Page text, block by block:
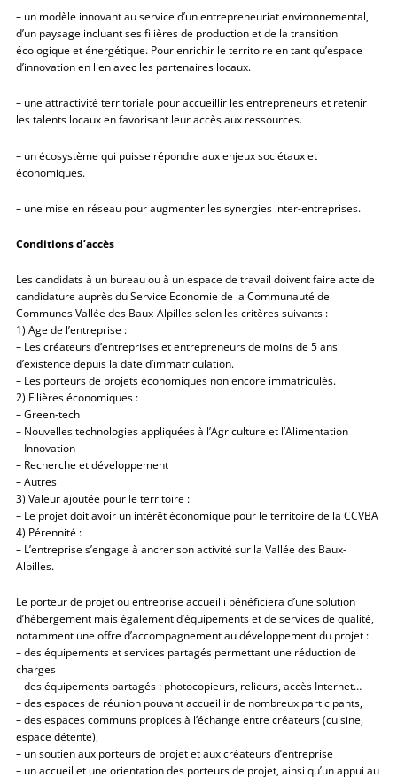
– un modèle innovant au service d’un entrepreneuriat environnemental,
d’un paysage incluant ses filières de production et de la transition
écologique et énergétique. Pour enrichir le territoire en tant qu’espace
d’innovation en lien avec les partenaires locaux.
– une attractivité territoriale pour accueillir les entrepreneurs et retenir
les talents locaux en favorisant leur accès aux ressources.
– un écosystème qui puisse répondre aux enjeux sociétaux et
économiques.
– une mise en réseau pour augmenter les synergies inter-entreprises.
Conditions d’accès
Les candidats à un bureau ou à un espace de travail doivent faire acte de
candidature auprès du Service Economie de la Communauté de
Communes Vallée des Baux-Alpilles selon les critères suivants :
1) Age de l’entreprise :
– Les créateurs d’entreprises et entrepreneurs de moins de 5 ans
d’existence depuis la date d’immatriculation.
– Les porteurs de projets économiques non encore immatriculés.
2) Filières économiques :
– Green-tech
– Nouvelles technologies appliquées à l’Agriculture et l’Alimentation
– Innovation
– Recherche et développement
– Autres
3) Valeur ajoutée pour le territoire :
– Le projet doit avoir un intérêt économique pour le territoire de la CCVBA
4) Pérennité :
– L’entreprise s’engage à ancrer son activité sur la Vallée des Baux-
Alpilles.
Le porteur de projet ou entreprise accueilli bénéficiera d’une solution
d’hébergement mais également d’équipements et de services de qualité,
notamment une offre d’accompagnement au développement du projet :
– des équipements et services partagés permettant une réduction de
charges
– des équipements partagés : photocopieurs, relieurs, accès Internet…
– des espaces de réunion pouvant accueillir de nombreux participants,
– des espaces communs propices à l’échange entre créateurs (cuisine,
espace détente),
– un soutien aux porteurs de projet et aux créateurs d’entreprise
– un accueil et une orientation des porteurs de projet, ainsi qu’un appui au